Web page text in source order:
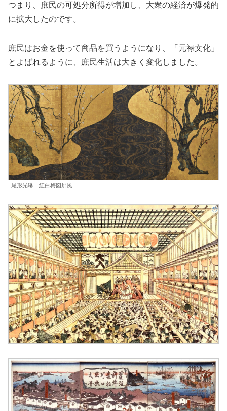
つまり、庶民の可処分所得が増加し、大衆の経済が爆発的
に拡大したのです。
庶民はお金を使って商品を買うようになり、「元禄文化」
とよばれるように、庶民生活は大きく変化しました。
尾形光琳 紅白梅図屏風